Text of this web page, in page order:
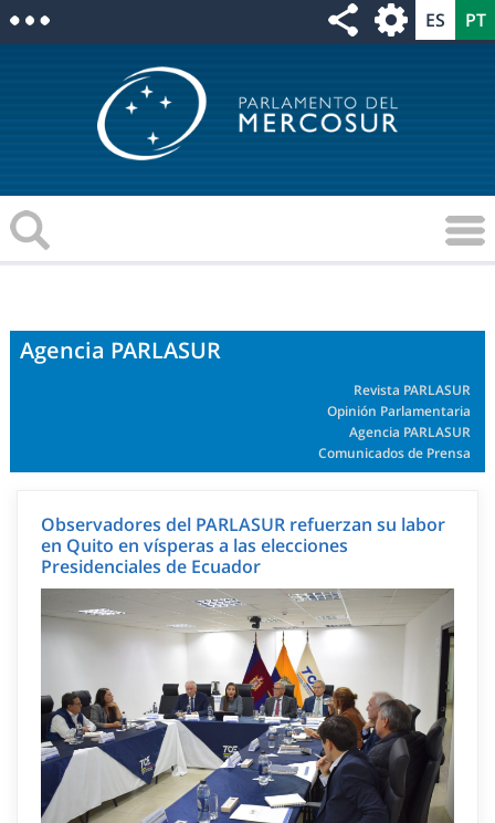
Agencia PARLASUR
Revista PARLASUR
Opinión Parlamentaria
Agencia PARLASUR
Comunicados de Prensa
Observadores del PARLASUR refuerzan su labor
en Quito en vísperas a las elecciones
Presidenciales de Ecuador